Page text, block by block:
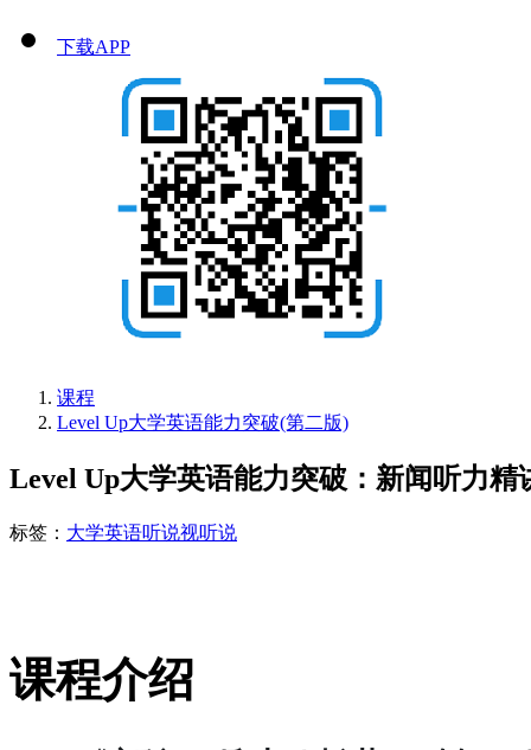
下载APP
课程
Level Up大学英语能力突破(第二版)
Level Up大学英语能力突破：新闻听力精
标签： 大学英语听说视听说
课程介绍